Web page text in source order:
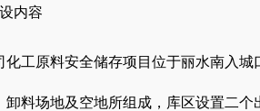
内容
工原料安全储存项目位于丽水南入城
料场地及空地所组成，库区设置二